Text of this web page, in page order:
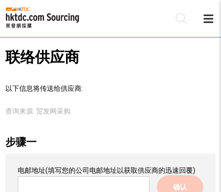
联络供应商
以下信息将传送给供应商:
查询来源: 贸发网采购
步骤一
电邮地址(填写您的公司电邮地址以获取供应商的迅速回覆)
确认